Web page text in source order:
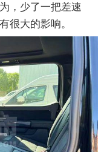
，少了一把差速
很大的影响。